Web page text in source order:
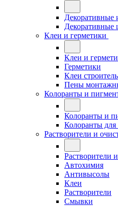
Декоративные
Декоративные
Клеи и герметики
Клеи и
Герметики
Клеи
Пены
Колоранты и
Колоранты и
Колоранты для
Растворители и
Растворители
Автохимия
Антивысолы
Клеи
Растворители
Смывки